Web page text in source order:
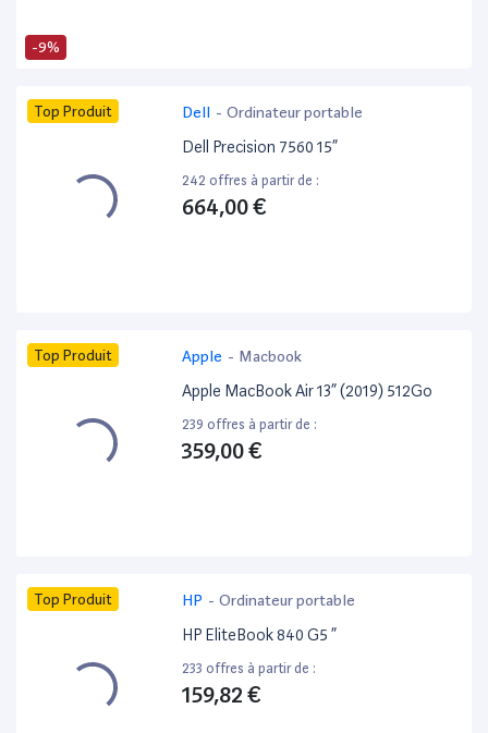
-9%
Top Produit Dell - Ordinateur portable
Dell Precision 7560 15”
242 offres à partir de :
664,00 €
Top Produit Apple - Macbook
Apple MacBook Air 13” (2019) 512Go
239 offres à partir de :
359,00 €
Top Produit HP - Ordinateur portable
HP EliteBook 840 G5 ”
233 offres à partir de :
159,82 €